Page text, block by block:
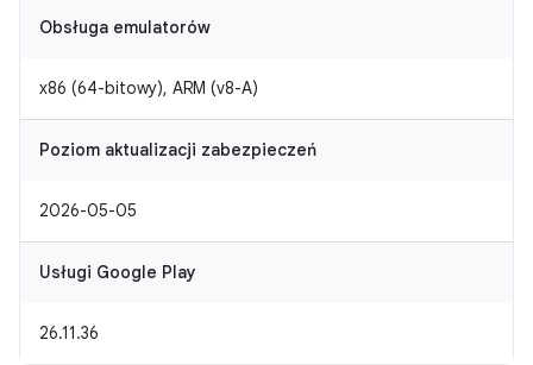
Obsługa emulatorów
x86 (64-bitowy), ARM (v8-A)
Poziom aktualizacji zabezpieczeń
2026-05-05
Usługi Google Play
26.11.36